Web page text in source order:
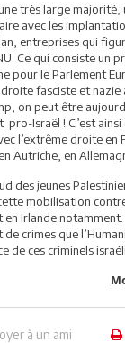
très large
avec les
entreprises qui
Ce qui consiste un
pour le Parlement
droite fasciste et
on peut être
pro-Israël ! C’est
l’extrême droite en
Autriche, en
des jeunes
mobilisation
en Irlande
crimes que
de ces criminels
à un ami